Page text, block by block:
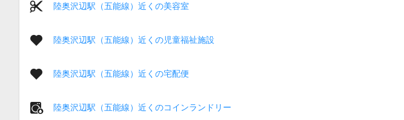
陸奥沢辺駅（五能線）近くの美容室
陸奥沢辺駅（五能線）近くの児童福祉施設
陸奥沢辺駅（五能線）近くの宅配便
陸奥沢辺駅（五能線）近くのコインランドリー